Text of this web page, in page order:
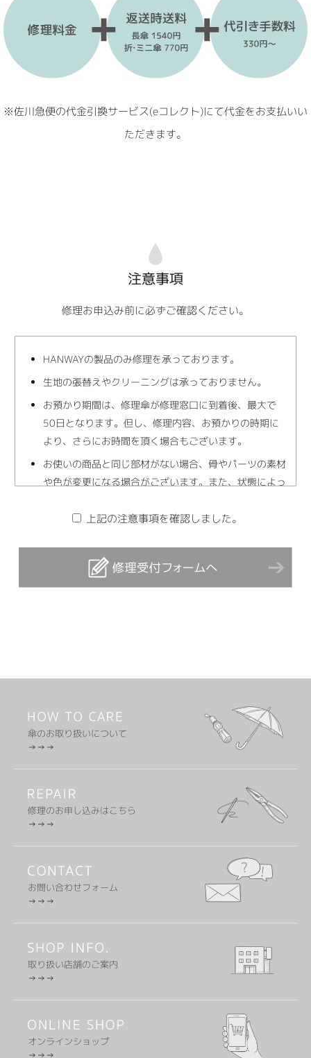
※佐川急便の代金引換サービス(eコレクト)にて代金をお支払いい
ただきます。
注意事項
修理お申込み前に必ずご確認ください。
HANWAYの製品のみ修理を承っております。
生地の張替えやクリーニングは承っておりません。
お預かり期間は、修理傘が修理窓口に到着後、最大で
50日となります。但し、修理内容、お預かりの時期に
より、さらにお時間を頂く場合もございます。
お使いの商品と同じ部材がない場合、骨やパーツの素材
や色が変更になる場合がございます。また、状態によっ
修理後、生地の張り感、開閉時の固さなどが変わる場合
お見積りについては、現物を確認後、正式な修理内容、
お見積り金額等をメールでご案内いたします。修理をキ
予告なく変更する場合がございます。予めご了承いただ
上記の注意事項を確認しました。
傘のお取り扱いについて
修理のお申し込みはこちら
お問い合わせフォーム
取り扱い店舗のご案内
オンラインショップ